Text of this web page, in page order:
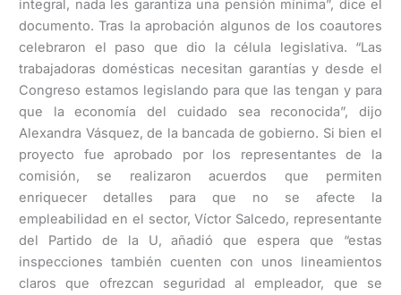
integral, nada les garantiza una pensión mínima”, dice el
documento. Tras la aprobación algunos de los coautores
celebraron el paso que dio la célula legislativa. “Las
trabajadoras domésticas necesitan garantías y desde el
Congreso estamos legislando para que las tengan y para
que la economía del cuidado sea reconocida”, dijo
Alexandra Vásquez, de la bancada de gobierno. Si bien el
proyecto fue aprobado por los representantes de la
comisión, se realizaron acuerdos que permiten
enriquecer detalles para que no se afecte la
empleabilidad en el sector, Víctor Salcedo, representante
del Partido de la U, añadió que espera que “estas
inspecciones también cuenten con unos lineamientos
claros que ofrezcan seguridad al empleador, que se